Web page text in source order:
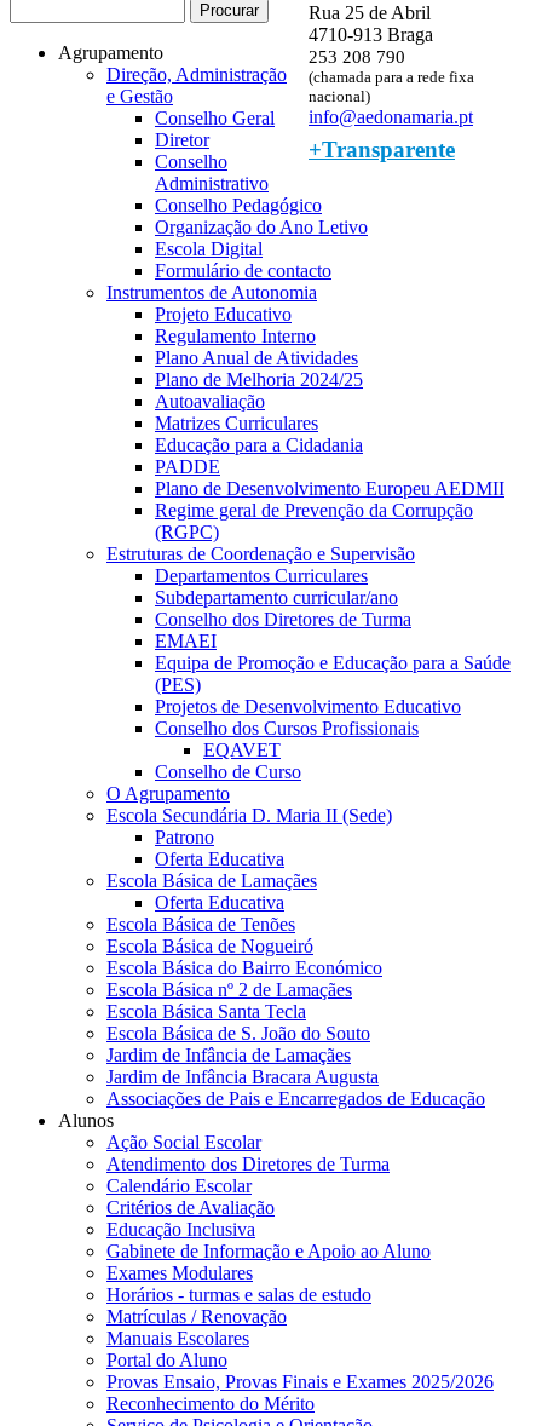
Rua 25 de Abril
4710-913 Braga
253 208 790
(chamada para a rede fixa
nacional)
info@aedonamaria.pt
+Transparente
Formulário de procura
Agrupamento
Direção, Administração
e Gestão
Conselho Geral
Diretor
Conselho
Administrativo
Conselho Pedagógico
Organização do Ano Letivo
Escola Digital
Formulário de contacto
Instrumentos de Autonomia
Projeto Educativo
Regulamento Interno
Plano Anual de Atividades
Plano de Melhoria 2024/25
Autoavaliação
Matrizes Curriculares
Educação para a Cidadania
PADDE
Plano de Desenvolvimento Europeu AEDMII
Regime geral de Prevenção da Corrupção
(RGPC)
Estruturas de Coordenação e Supervisão
Departamentos Curriculares
Subdepartamento curricular/ano
Conselho dos Diretores de Turma
EMAEI
Equipa de Promoção e Educação para a Saúde
(PES)
Projetos de Desenvolvimento Educativo
Conselho dos Cursos Profissionais
EQAVET
Conselho de Curso
O Agrupamento
Escola Secundária D. Maria II (Sede)
Patrono
Oferta Educativa
Escola Básica de Lamaçães
Oferta Educativa
Escola Básica de Tenões
Escola Básica de Nogueiró
Escola Básica do Bairro Económico
Escola Básica nº 2 de Lamaçães
Escola Básica Santa Tecla
Escola Básica de S. João do Souto
Jardim de Infância de Lamaçães
Jardim de Infância Bracara Augusta
Associações de Pais e Encarregados de Educação
Alunos
Ação Social Escolar
Atendimento dos Diretores de Turma
Calendário Escolar
Critérios de Avaliação
Educação Inclusiva
Gabinete de Informação e Apoio ao Aluno
Exames Modulares
Horários - turmas e salas de estudo
Matrículas / Renovação
Manuais Escolares
Portal do Aluno
Provas Ensaio, Provas Finais e Exames 2025/2026
Reconhecimento do Mérito